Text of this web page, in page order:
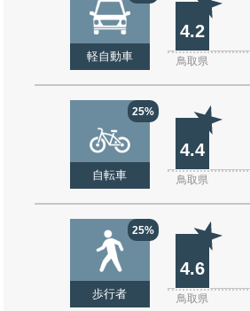
軽自動車
4.2
鳥取県
25%
自転車
4.4
鳥取県
25%
歩行者
4.6
鳥取県